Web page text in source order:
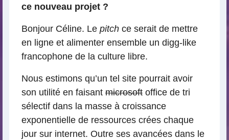
ce nouveau projet ?
Bonjour Céline. Le pitch ce serait de mettre
en ligne et alimenter ensemble un digg-like
francophone de la culture libre.
Nous estimons qu’un tel site pourrait avoir
son utilité en faisant microsoft office de tri
sélectif dans la masse à croissance
exponentielle de ressources crées chaque
jour sur internet. Outre ses avancées dans le